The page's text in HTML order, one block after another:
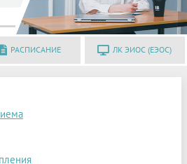
РАСПИСАНИЕ ЛК ЭИОС (ЕЭОС)